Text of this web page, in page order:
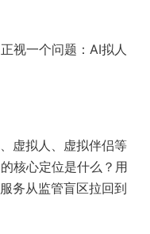
视一个问题：AI拟人
虚拟人、虚拟伴侣等
核心定位是什么？用
务从监管盲区拉回到